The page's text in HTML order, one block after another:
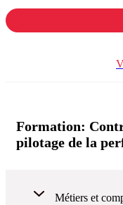
Formation:
pilotage de la
Métiers et